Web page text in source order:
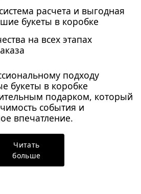
расчета и выгодная
букеты в коробке
на всех этапах
подходу
букеты в коробке
подарком, который
события и
впечатление.
Читать
больше